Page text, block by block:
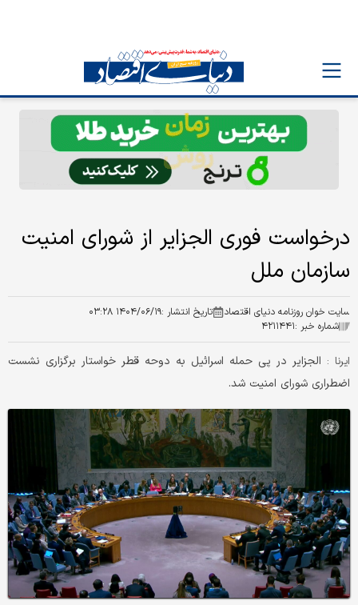
درخواست فوری الجزایر از شورای امنیت
سازمان ملل
سایت خوان روزنامه دنیای اقتصاد تاریخ انتشار :۱۴۰۴/۰۶/۱۹ ۰۳:۲۸
شماره خبر :۴۲۱۱۴۴۱
ایرنا : الجزایر در پی حمله اسرائیل به دوحه قطر خواستار برگزاری نشست
اضطراری شورای امنیت شد.